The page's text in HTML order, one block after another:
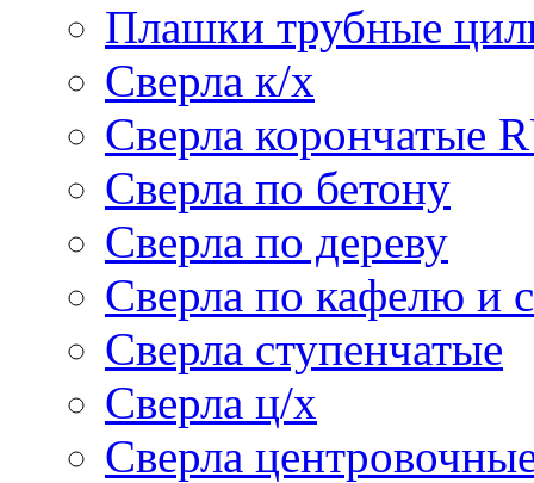
Плашки трубные
Сверла к/х
Сверла корончатые
Сверла по бетону
Сверла по дереву
Сверла по кафелю и
Сверла ступенчатые
Сверла ц/х
Сверла